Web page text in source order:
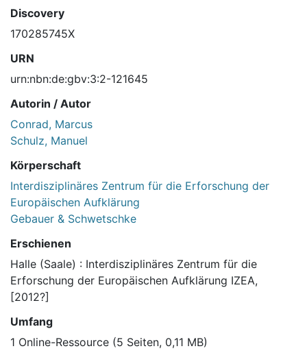
Discovery
170285745X
URN
urn:nbn:de:gbv:3:2-121645
Autorin / Autor
Conrad, Marcus
Schulz, Manuel
Körperschaft
Interdisziplinäres Zentrum für die Erforschung der
Europäischen Aufklärung
Gebauer & Schwetschke
Erschienen
Halle (Saale) : Interdisziplinäres Zentrum für die
Erforschung der Europäischen Aufklärung IZEA,
[2012?]
Umfang
1 Online-Ressource (5 Seiten, 0,11 MB)